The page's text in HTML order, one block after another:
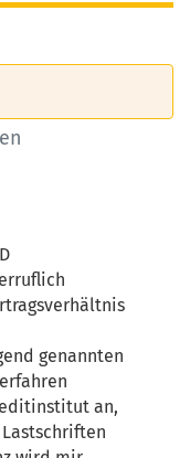
genannten
an,